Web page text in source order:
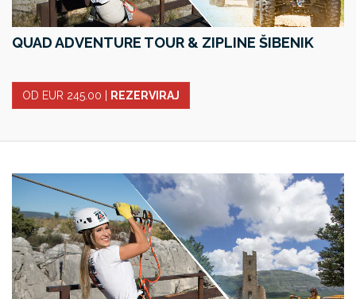
QUAD ADVENTURE TOUR & ZIPLINE ŠIBENIK
OD EUR 245.00 REZERVIRAJ